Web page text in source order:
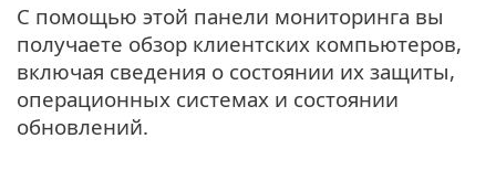
С помощью этой панели мониторинга вы
получаете обзор клиентских компьютеров,
включая сведения о состоянии их защиты,
операционных системах и состоянии
обновлений.